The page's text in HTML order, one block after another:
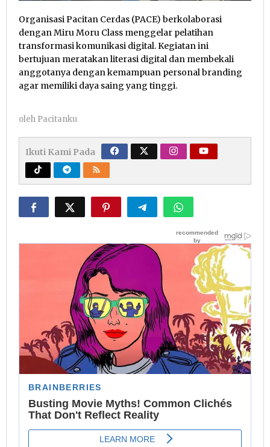
Organisasi Pacitan Cerdas (PACE) berkolaborasi
dengan Miru Moru Class menggelar pelatihan
transformasi komunikasi digital. Kegiatan ini
bertujuan meratakan literasi digital dan membekali
anggotanya dengan kemampuan personal branding
agar memiliki daya saing yang tinggi.
oleh Pacitanku
Ikuti Kami Pada